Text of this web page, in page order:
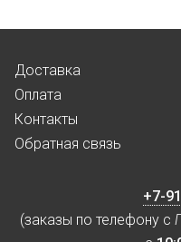
Доставка
Оплата
Контакты
Обратная связь
+7-
(заказы по телефону с